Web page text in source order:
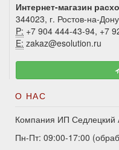
Интернет-магазин
344023, г. Ростов-на-
P: +7 904 444-43-94, +7
E: zakaz@esolution.ru
О НАС
Компания ИП Седлецкий
Пн-Пт: 09:00-17:00